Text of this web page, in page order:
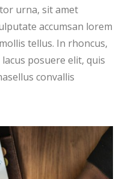
urna, sit amet
accumsan lorem
tellus. In rhoncus,
posuere elit, quis
convallis